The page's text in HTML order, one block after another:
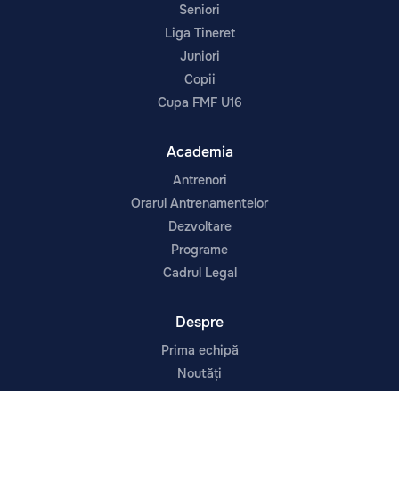
Seniori
Liga Tineret
Juniori
Copii
Cupa FMF U16
Academia
Antrenori
Orarul Antrenamentelor
Dezvoltare
Programe
Cadrul Legal
Despre
Prima echipă
Noutăți
Contacte